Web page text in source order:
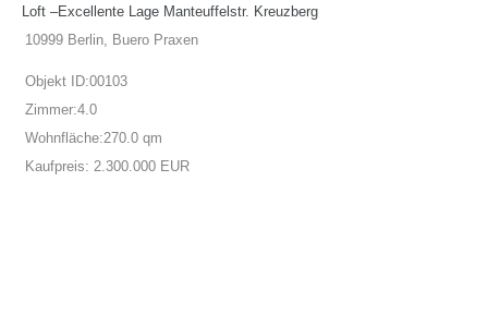
Loft –Excellente Lage Manteuffelstr. Kreuzberg
10999 Berlin, Buero Praxen
Objekt ID:00103
Zimmer:4.0
Wohnfläche:270.0 qm
Kaufpreis: 2.300.000 EUR